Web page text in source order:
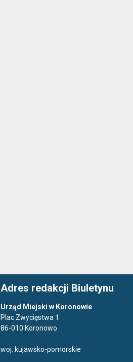
Adres redakcji Biuletynu
Urząd Miejski w Koronowie
Plac Zwycięstwa 1
86-010 Koronowo
woj. kujawsko-pomorskie